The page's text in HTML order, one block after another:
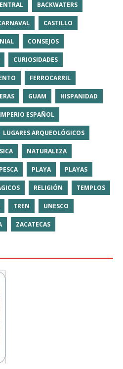
BACKWATERS
CASTILLO
CONSEJOS
CURIOSIDADES
FERROCARRIL
GUAM HISPANIDAD
IMPERIO ESPAÑOL
LUGARES ARQUEOLÓGICOS
NATURALEZA
PESCA PLAYA PLAYAS
RELIGIÓN TEMPLOS
TREN UNESCO
ZACATECAS